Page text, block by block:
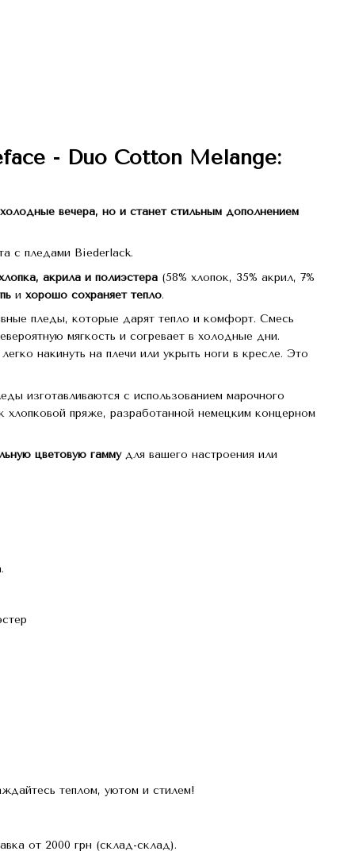
- Duo Cotton Melange:
вечера, но и станет стильным дополнением
с пледами Biederlack.
акрила и полиэстера(58% хлопок, 35% акрил, 7%
и хорошо сохраняет тепло.
пледы, которые дарят тепло и комфорт. Смесь
мягкость и согревает в холодные дни.
накинуть на плечи или укрыть ноги в кресле. Это
изготавливаются с использованием марочного
пряже, разработанной немецким концерном
цветовую гаммудля вашего настроения или
теплом, уютом и стилем!
от 2000 грн (склад-склад).